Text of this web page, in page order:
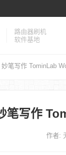
路由器刷机
软件基地
妙笔写作 TominLab
笔写作
作者: